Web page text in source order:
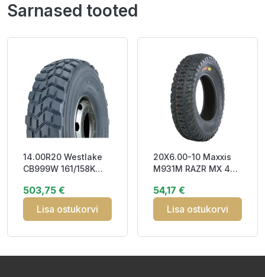
Sarnased tooted
14.00R20 Westlake
CB999W 161/158K
USE TTF
503,75 €
Lisa ostukorvi
20X6.00-10 Maxxis
M931M RAZR MX 4PR
54,17 €
Lisa ostukorvi